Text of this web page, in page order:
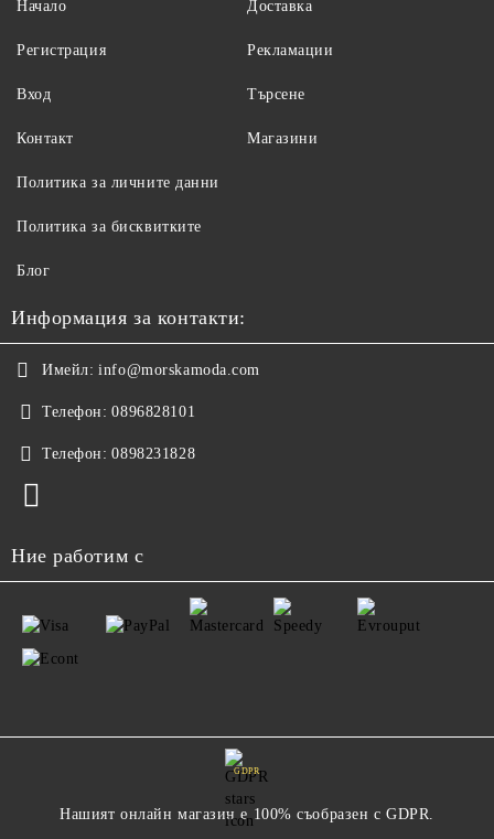
Начало
Регистрация
Вход
Контакт
Доставка
Рекламации
Търсене
Магазини
Политика за личните данни
Политика за бисквитките
Блог
Информация за контакти:
Имейл: info@morskamoda.com
Телефон: 0896828101
Телефон: 0898231828
Ние работим с
GDPR
Нашият онлайн магазин е 100% съобразен с GDPR.